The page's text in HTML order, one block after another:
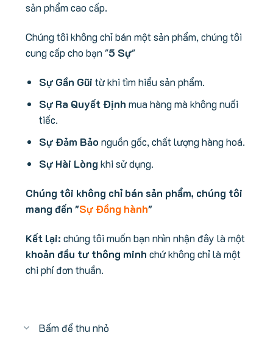
sản phẩm cao cấp.
Chúng tôi không chỉ bán một sản phẩm, chúng tôi
cung cấp cho bạn "5 Sự"
Sự Gần Gũi từ khi tìm hiểu sản phẩm.
Sự Ra Quyết Định mua hàng mà không nuối
tiếc.
Sự Đảm Bảo nguồn gốc, chất lượng hàng hoá.
Sự Hài Lòng khi sử dụng.
Chúng tôi không chỉ bán sản phẩm, chúng tôi
mang đến "Sự Đồng hành"
Kết lại: chúng tôi muốn bạn nhìn nhận đây là một
khoản đầu tư thông minh chứ không chỉ là một
chi phí đơn thuần.
Bấm để thu nhỏ